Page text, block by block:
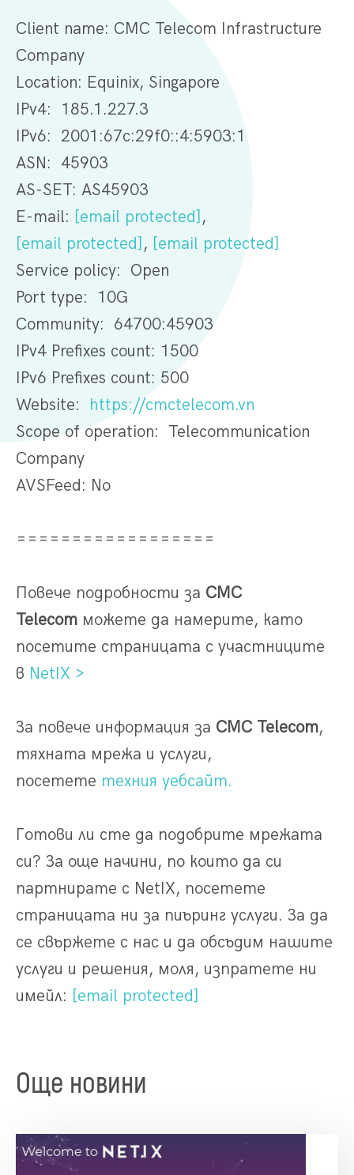
Client name: CMC Telecom Infrastructure
Company
Location: Equinix, Singapore
IPv4: 185.1.227.3
IPv6: 2001:67c:29f0::4:5903:1
ASN: 45903
AS-SET: AS45903
E-mail: [email protected] ,
[email protected] , [email protected]
Service policy: Open
Port type: 10G
Community: 64700:45903
IPv4 Prefixes count: 1500
IPv6 Prefixes count: 500
Website: https://cmctelecom.vn
Scope of operation: Telecommunication
Company
AVSFeed: No
==================
Повече подробности за CMC
Telecom можете да намерите, като
посетите страницата с участниците
в NetIX >
За повече информация за CMC Telecom,
тяхната мрежа и услуги,
посетете техния уебсайт.
Готови ли сте да подобрите мрежата
си? За още начини, по които да си
партнирате с NetIX, посетете
страницата ни за пиъринг услуги. За да
се свържете с нас и да обсъдим нашите
услуги и решения, моля, изпратете ни
имейл: [email protected]
Още новини